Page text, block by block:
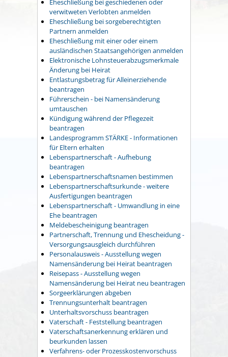
Eheschließung bei geschiedenen oder
verwitweten Verlobten anmelden
Eheschließung bei sorgeberechtigten
Partnern anmelden
Eheschließung mit einer oder einem
ausländischen Staatsangehörigen anmelden
Elektronische Lohnsteuerabzugsmerkmale
Änderung bei Heirat
Entlastungsbetrag für Alleinerziehende
beantragen
Führerschein - bei Namensänderung
umtauschen
Kündigung während der Pflegezeit
beantragen
Landesprogramm STÄRKE - Informationen
für Eltern erhalten
Lebenspartnerschaft - Aufhebung
beantragen
Lebenspartnerschaftsnamen bestimmen
Lebenspartnerschaftsurkunde - weitere
Ausfertigungen beantragen
Lebenspartnerschaft - Umwandlung in eine
Ehe beantragen
Meldebescheinigung beantragen
Partnerschaft, Trennung und Ehescheidung -
Versorgungsausgleich durchführen
Personalausweis - Ausstellung wegen
Namensänderung bei Heirat beantragen
Reisepass - Ausstellung wegen
Namensänderung bei Heirat neu beantragen
Sorgeerklärungen abgeben
Trennungsunterhalt beantragen
Unterhaltsvorschuss beantragen
Vaterschaft - Feststellung beantragen
Vaterschaftsanerkennung erklären und
beurkunden lassen
Verfahrens- oder Prozesskostenvorschuss